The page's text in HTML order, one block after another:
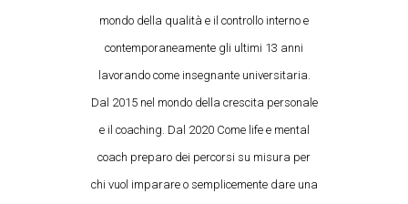
mondo della qualità e il controllo interno e
contemporaneamente gli ultimi 13 anni
lavorando come insegnante universitaria.
Dal 2015 nel mondo della crescita personale
e il coaching. Dal 2020 Come life e mental
coach preparo dei percorsi su misura per
chi vuol imparare o semplicemente dare una